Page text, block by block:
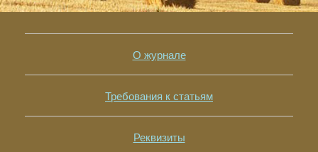
О журнале
Требования к статьям
Реквизиты